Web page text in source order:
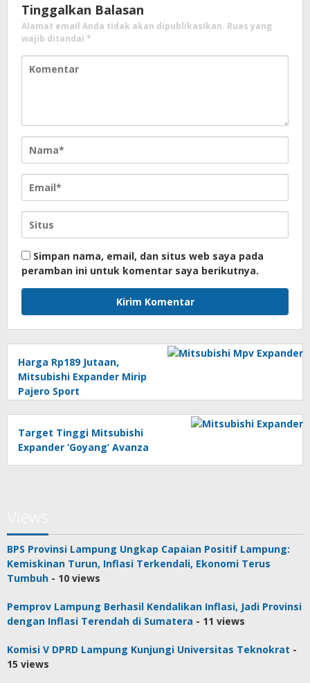
Tinggalkan Balasan
Alamat email Anda tidak akan dipublikasikan. Ruas yang
wajib ditandai *
Simpan nama, email, dan situs web saya pada
peramban ini untuk komentar saya berikutnya.
Harga Rp189 Jutaan,
Mitsubishi Expander Mirip
Pajero Sport
Target Tinggi Mitsubishi
Expander ‘Goyang’ Avanza
BPS Provinsi Lampung Ungkap Capaian Positif Lampung:
Kemiskinan Turun, Inflasi Terkendali, Ekonomi Terus
Tumbuh - 10 views
Pemprov Lampung Berhasil Kendalikan Inflasi, Jadi Provinsi
dengan Inflasi Terendah di Sumatera - 11 views
Komisi V DPRD Lampung Kunjungi Universitas Teknokrat -
15 views